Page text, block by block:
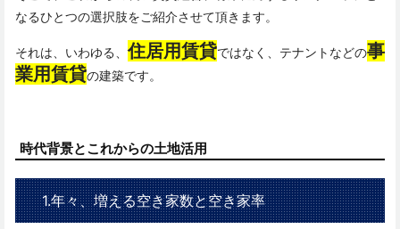
なるひとつの選択肢をご紹介させて頂きます。
それは、いわゆる、住居用賃貸ではなく、テナントなどの事
業用賃貸の建築です。
時代背景とこれからの土地活用
1.年々、増える空き家数と空き家率